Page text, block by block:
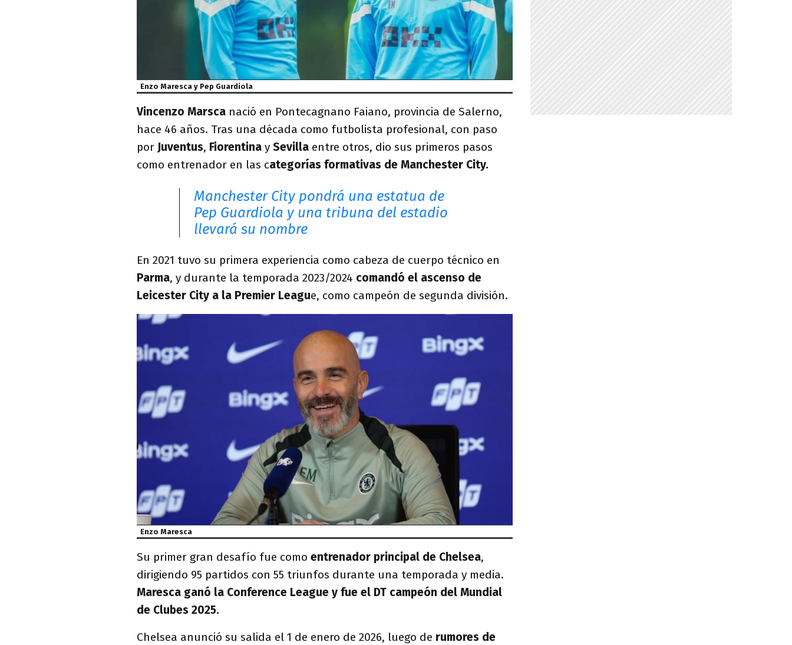
Enzo Maresca y Pep Guardiola
Vincenzo Marsca nació en Pontecagnano Faiano, provincia de Salerno,
hace 46 años. Tras una década como futbolista profesional, con paso
por Juventus, Fiorentina y Sevilla entre otros, dio sus primeros pasos
como entrenador en las categorías formativas de Manchester City.
Manchester City pondrá una estatua de
Pep Guardiola y una tribuna del estadio
llevará su nombre
En 2021 tuvo su primera experiencia como cabeza de cuerpo técnico en
Parma, y durante la temporada 2023/2024 comandó el ascenso de
Leicester City a la Premier League, como campeón de segunda división.
Enzo Maresca
Su primer gran desafío fue como entrenador principal de Chelsea,
dirigiendo 95 partidos con 55 triunfos durante una temporada y media.
Maresca ganó la Conference League y fue el DT campeón del Mundial
de Clubes 2025.
Chelsea anunció su salida el 1 de enero de 2026, luego de rumores de